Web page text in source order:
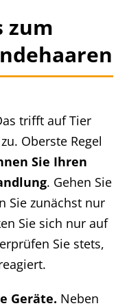
zum
trifft auf Tier
Oberste Regel
Sie Ihren
. Gehen Sie
Sie zunächst nur
Sie sich nur auf
Sie stets,
Geräte. Neben